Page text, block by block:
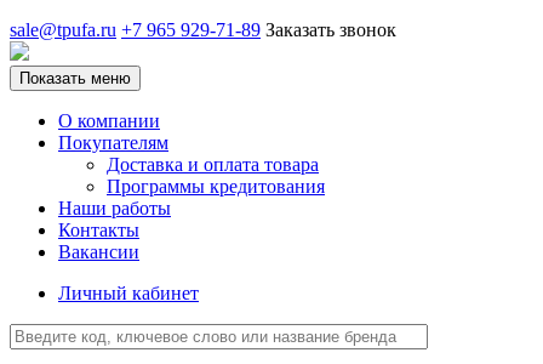
sale@tpufa.ru +7 965 929-71-89 Заказать звонок
Показать меню
О компании
Покупателям
Доставка и оплата товара
Программы кредитования
Наши работы
Контакты
Вакансии
Личный кабинет